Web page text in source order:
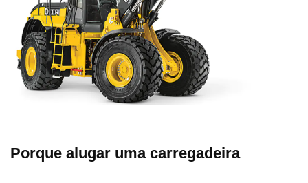
Porque alugar uma carregadeira